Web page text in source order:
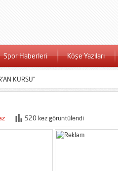
Spor Haberleri Köşe Yazıları
KURSU”
520 kez görüntülendi